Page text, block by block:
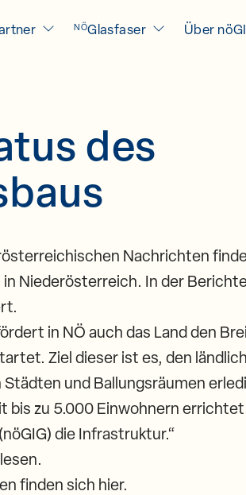
NÖGlasfaser Über
des
Nachrichten
in Niederösterreich. In der
in NÖ auch das Land den
Ziel dieser ist es, den
und Ballungsräumen
bis zu 5.000 Einwohnern errichtet
die Infrastruktur.“
finden sich hier.